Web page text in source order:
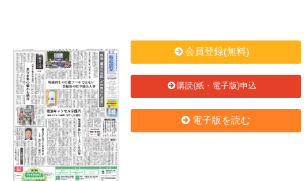
会員登録(無料)
購読(紙・電子版)申込
電子版を読む